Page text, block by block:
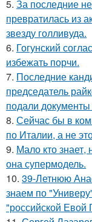
5. За последние
превратилась из
звезду голливуда.
6. Гогунский
избежать порчи.
7. Последние
председатель
подали
8. Сейчас бы в
по Италии, а не
9. Мало кто знает,
она супермодель.
10. 39-Летнюю
знаем по
"российской Евой